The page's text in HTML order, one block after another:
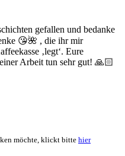
gefallen und bedanke
😘🌺 , die ihr mir
‚legt‘. Eure
Arbeit tun sehr gut! 🙏🏻
möchte, klickt bitte hier